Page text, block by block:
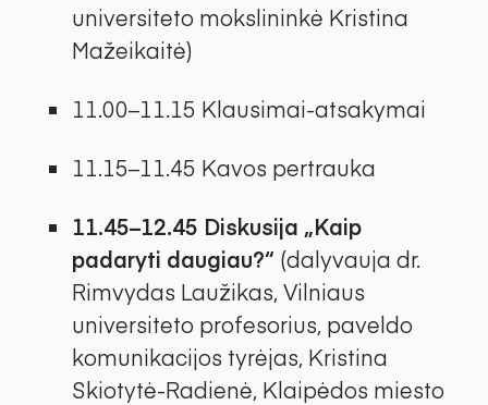
universiteto mokslininkė Kristina
Mažeikaitė)
11.00–11.15 Klausimai-atsakymai
11.15–11.45 Kavos pertrauka
11.45–12.45 Diskusija „Kaip
padaryti daugiau?“ (dalyvauja dr.
Rimvydas Laužikas, Vilniaus
universiteto profesorius, paveldo
komunikacijos tyrėjas, Kristina
Skiotytė-Radienė, Klaipėdos miesto